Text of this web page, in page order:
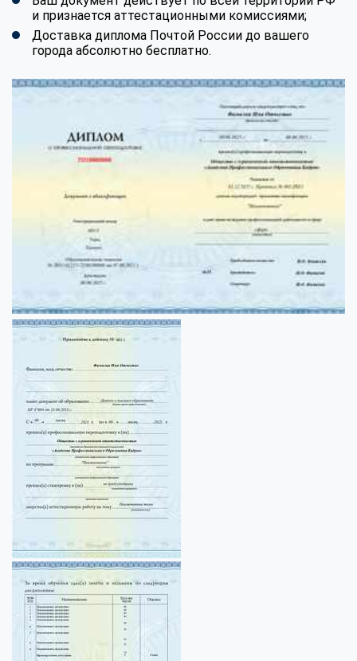
и признается аттестационными комиссиями;
Доставка диплома Почтой России до вашего
города абсолютно бесплатно.